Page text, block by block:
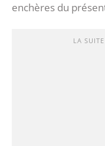
enchères du
LA